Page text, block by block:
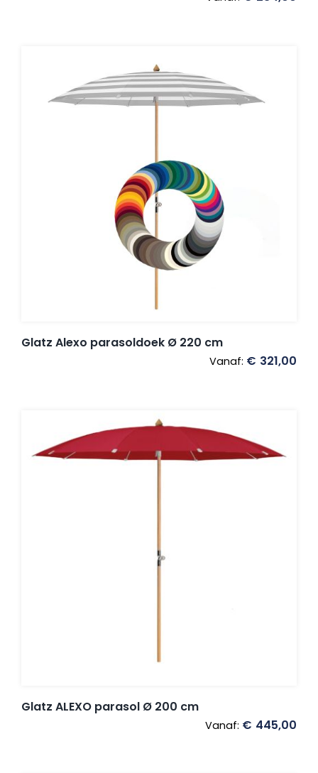
Glatz Alexo parasoldoek Ø 220 cm
Vanaf: € 321,00
Glatz ALEXO parasol Ø 200 cm
Vanaf: € 445,00